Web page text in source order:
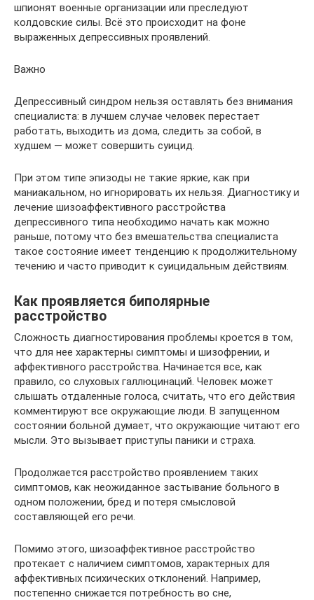
шпионят военные организации или преследуют
колдовские силы. Всё это происходит на фоне
выраженных депрессивных проявлений.
Важно
Депрессивный синдром нельзя оставлять без внимания
специалиста: в лучшем случае человек перестает
работать, выходить из дома, следить за собой, в
худшем — может совершить суицид.
При этом типе эпизоды не такие яркие, как при
маниакальном, но игнорировать их нельзя. Диагностику и
лечение шизоаффективного расстройства
депрессивного типа необходимо начать как можно
раньше, потому что без вмешательства специалиста
такое состояние имеет тенденцию к продолжительному
течению и часто приводит к суицидальным действиям.
Как проявляется биполярные
расстройство
Сложность диагностирования проблемы кроется в том,
что для нее характерны симптомы и шизофрении, и
аффективного расстройства. Начинается все, как
правило, со слуховых галлюцинаций. Человек может
слышать отдаленные голоса, считать, что его действия
комментируют все окружающие люди. В запущенном
состоянии больной думает, что окружающие читают его
мысли. Это вызывает приступы паники и страха.
Продолжается расстройство проявлением таких
симптомов, как неожиданное застывание больного в
одном положении, бред и потеря смысловой
составляющей его речи.
Помимо этого, шизоаффективное расстройство
протекает с наличием симптомов, характерных для
аффективных психических отклонений. Например,
постепенно снижается потребность во сне,